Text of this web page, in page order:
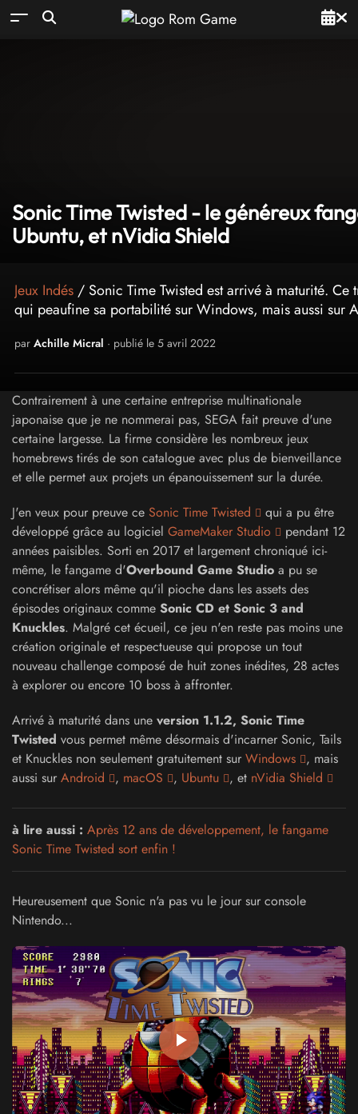
Sonic Time Twisted - le généreux
Ubuntu, et nVidia Shield
Jeux Indés / Sonic Time Twisted est arrivé à maturité.
qui peaufine sa portabilité sur Windows, mais aussi sur
par Achille Micral · publié le 5 avril 2022
Contrairement à une certaine entreprise multinationale
japonaise que je ne nommerai pas, SEGA fait preuve d'une
certaine largesse. La firme considère les nombreux jeux
homebrews tirés de son catalogue avec plus de bienveillance
et elle permet aux projets un épanouissement sur la durée.
J'en veux pour preuve ce Sonic Time Twisted
qui a pu être
développé grâce au logiciel GameMaker Studio
pendant 12
années paisibles. Sorti en 2017 et largement chroniqué ici-
même, le fangame d'Overbound Game Studio a pu se
concrétiser alors même qu'il pioche dans les assets des
épisodes originaux comme Sonic CD et Sonic 3 and
Knuckles. Malgré cet écueil, ce jeu n'en reste pas moins une
création originale et respectueuse qui propose un tout
nouveau challenge composé de huit zones inédites, 28 actes
à explorer ou encore 10 boss à affronter.
Arrivé à maturité dans une version 1.1.2, Sonic Time
Twisted vous permet même désormais d'incarner Sonic, Tails
et Knuckles non seulement gratuitement sur Windows
, mais
aussi sur Android , macOS , Ubuntu , et nVidia Shield
à lire aussi : Après 12 ans de développement, le fangame
Sonic Time Twisted sort enfin !
Heureusement que Sonic n'a pas vu le jour sur console
Nintendo...